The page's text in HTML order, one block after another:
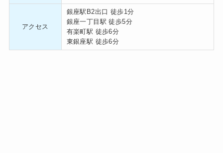
アクセス
銀座駅B2出口 徒歩1分
銀座一丁目駅 徒歩5分
有楽町駅 徒歩6分
東銀座駅 徒歩6分